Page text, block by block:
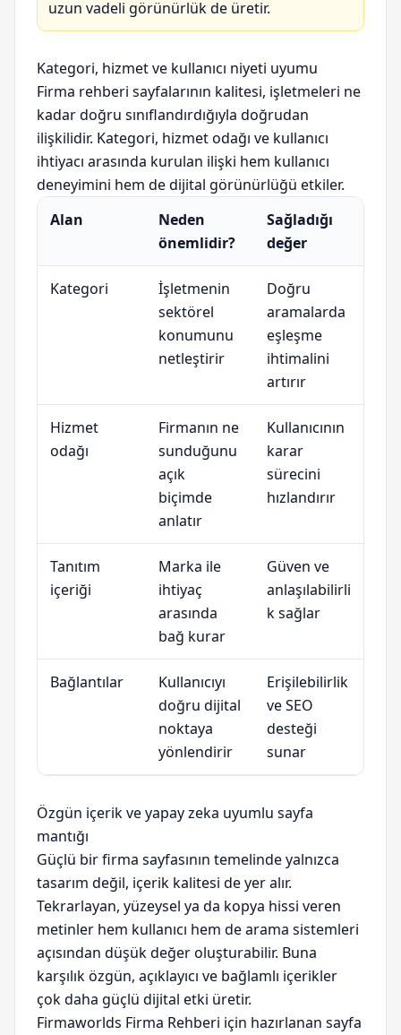
uzun vadeli görünürlük de üretir.
Kategori, hizmet ve kullanıcı niyeti uyumu
Firma rehberi sayfalarının kalitesi, işletmeleri ne
kadar doğru sınıflandırdığıyla doğrudan
ilişkilidir. Kategori, hizmet odağı ve kullanıcı
ihtiyacı arasında kurulan ilişki hem kullanıcı
deneyimini hem de dijital görünürlüğü etkiler.
Alan
Neden
önemlidir?
Sağladığı
değer
Kategori
İşletmenin
sektörel
konumunu
netleştirir
Doğru
aramalarda
eşleşme
ihtimalini
artırır
Hizmet
odağı
Firmanın ne
sunduğunu
açık
biçimde
anlatır
Kullanıcının
karar
sürecini
hızlandırır
Tanıtım
içeriği
Marka ile
ihtiyaç
arasında
bağ kurar
Güven ve
anlaşılabilirli
k sağlar
Bağlantılar
Kullanıcıyı
doğru dijital
noktaya
yönlendirir
Erişilebilirlik
ve SEO
desteği
sunar
Özgün içerik ve yapay zeka uyumlu sayfa
mantığı
Güçlü bir firma sayfasının temelinde yalnızca
tasarım değil, içerik kalitesi de yer alır.
Tekrarlayan, yüzeysel ya da kopya hissi veren
metinler hem kullanıcı hem de arama sistemleri
açısından düşük değer oluşturabilir. Buna
karşılık özgün, açıklayıcı ve bağlamlı içerikler
çok daha güçlü dijital etki üretir.
Firmaworlds Firma Rehberi için hazırlanan sayfa